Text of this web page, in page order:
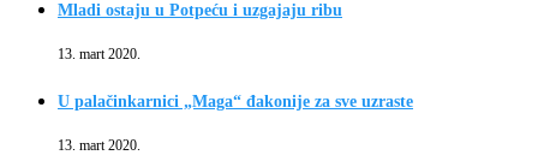
Mladi ostaju u Potpeću i uzgajaju ribu
13. mart 2020.
U palačinkarnici „Maga“ đakonije za sve uzraste
13. mart 2020.